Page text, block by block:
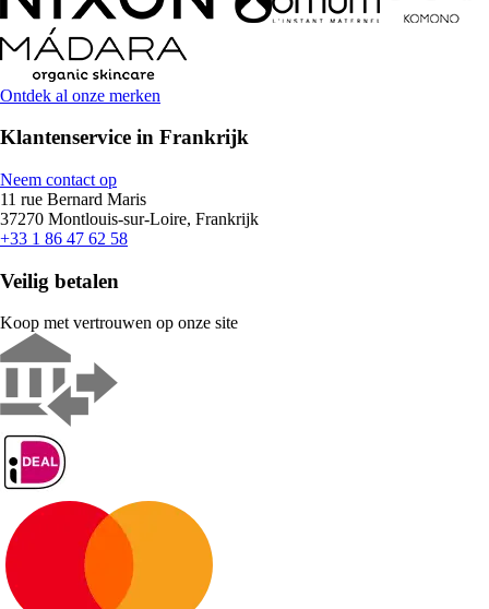
Ontdek al onze merken
Klantenservice in Frankrijk
Neem contact op
11 rue Bernard Maris
37270 Montlouis-sur-Loire, Frankrijk
+33 1 86 47 62 58
Veilig betalen
Koop met vertrouwen op onze site